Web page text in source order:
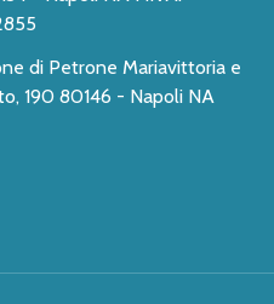
di Petrone Mariavittoria e
190 80146 - Napoli NA